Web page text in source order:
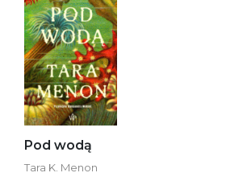
Pod wodą
Tara K. Menon